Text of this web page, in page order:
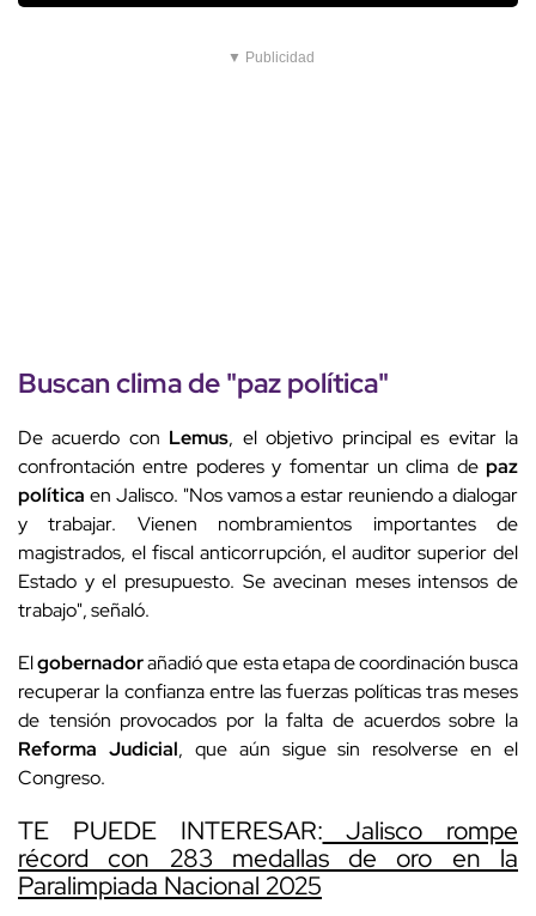
▼ Publicidad
Buscan clima de "paz política"
De acuerdo con Lemus, el objetivo principal es evitar la
confrontación entre poderes y fomentar un clima de paz
política en Jalisco. "Nos vamos a estar reuniendo a dialogar
y trabajar. Vienen nombramientos importantes de
magistrados, el fiscal anticorrupción, el auditor superior del
Estado y el presupuesto. Se avecinan meses intensos de
trabajo", señaló.
Elgobernadorañadió que esta etapa de coordinación busca
recuperar la confianza entre las fuerzas políticas tras meses
de tensión provocados por la falta de acuerdos sobre la
Reforma Judicial, que aún sigue sin resolverse en el
Congreso.
TE PUEDE INTERESAR: Jalisco rompe
récord con 283 medallas de oro en la
Paralimpiada Nacional 2025